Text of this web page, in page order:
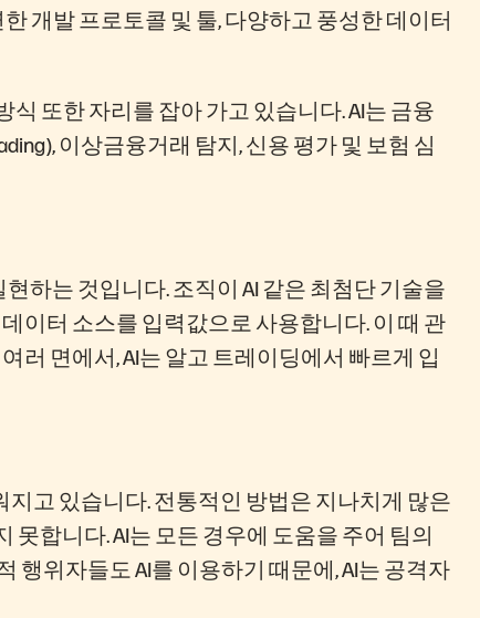
개발 프로토콜 및 툴, 다양하고 풍성한 데이터
또한 자리를 잡아 가고 있습니다. AI는 금융
이상금융거래 탐지, 신용 평가 및 보험 심
하는 것입니다. 조직이 AI 같은 최첨단 기술을
이터 소스를 입력값으로 사용합니다. 이 때 관
러 면에서, AI는 알고 트레이딩에서 빠르게 입
고 있습니다. 전통적인 방법은 지나치게 많은
합니다. AI는 모든 경우에 도움을 주어 팀의
행위자들도 AI를 이용하기 때문에, AI는 공격자